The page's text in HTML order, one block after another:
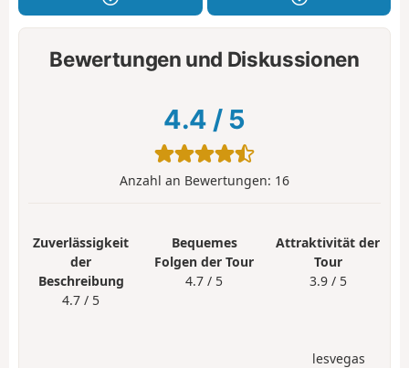
Bewertungen und Diskussionen
4.4 / 5
Anzahl an Bewertungen: 16
Zuverlässigkeit
der
Beschreibung
4.7 / 5
Bequemes
Folgen der Tour
4.7 / 5
Attraktivität der
Tour
3.9 / 5
lesvegas